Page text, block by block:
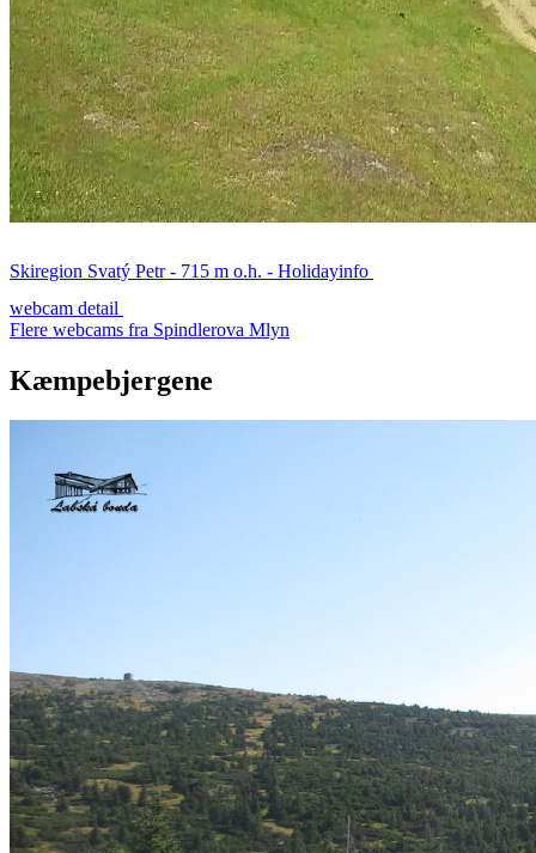
Skiregion Svatý Petr - 715 m o.h. - Holidayinfo
webcam detail
Flere webcams fra Spindlerova Mlyn
Kæmpebjergene